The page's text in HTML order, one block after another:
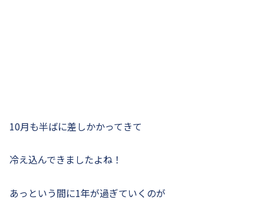
10月も半ばに差しかかってきて
冷え込んできましたよね！
あっという間に1年が過ぎていくのが